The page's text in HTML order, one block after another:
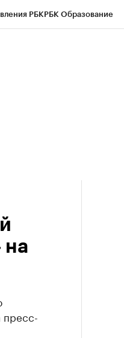
РБКРБК Образование
на
пресс-